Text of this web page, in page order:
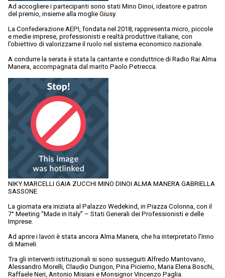
Ad accogliere i partecipanti sono stati Mino Dinoi, ideatore e patron
del premio, insieme alla moglie Giusy.
La Confederazione AEPI, fondata nel 2018, rappresenta micro, piccole
e medie imprese, professionisti e realtà produttive italiane, con
l’obiettivo di valorizzarne il ruolo nel sistema economico nazionale.
A condurre la serata è stata la cantante e conduttrice di Radio Rai Alma
Manera, accompagnata dal marito Paolo Petrecca.
NIKY MARCELLI GAIA ZUCCHI MINO DINOI ALMA MANERA GABRIELLA
SASSONE
La giornata era iniziata al Palazzo Wedekind, in Piazza Colonna, con il
7° Meeting “Made in Italy” – Stati Generali dei Professionisti e delle
Imprese.
Ad aprire i lavori è stata ancora Alma Manera, che ha interpretato l’Inno
di Mameli.
Tra gli interventi istituzionali si sono susseguiti Alfredo Mantovano,
Alessandro Morelli, Claudio Durigon, Pina Picierno, Maria Elena Boschi,
Raffaele Neri, Antonio Misiani e Monsignor Vincenzo Paglia.